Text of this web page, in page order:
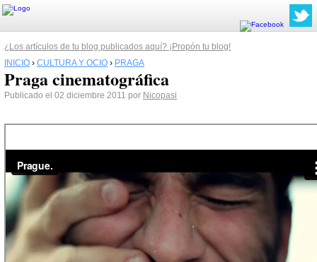
¿Los artículos de tu blog publicados aquí? ¡Propón tu blog!
INICIO › CULTURA Y OCIO › PRAGA
Praga cinematográfica
Publicado el 02 diciembre 2011 por Nicopasi